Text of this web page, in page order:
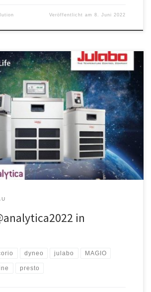
Veröffentlicht am8. Juni 2022
Fokus ist endlich wieder Messezeit!
sich intensiv und analog über die
Monate auszutauschen. Mit dem
präsentieren wir Ihnen auf der analytica
komplettes Thermostatenportfolio für Labor
in Farbe. […]
in
dyneo julabo MAGIO
presto